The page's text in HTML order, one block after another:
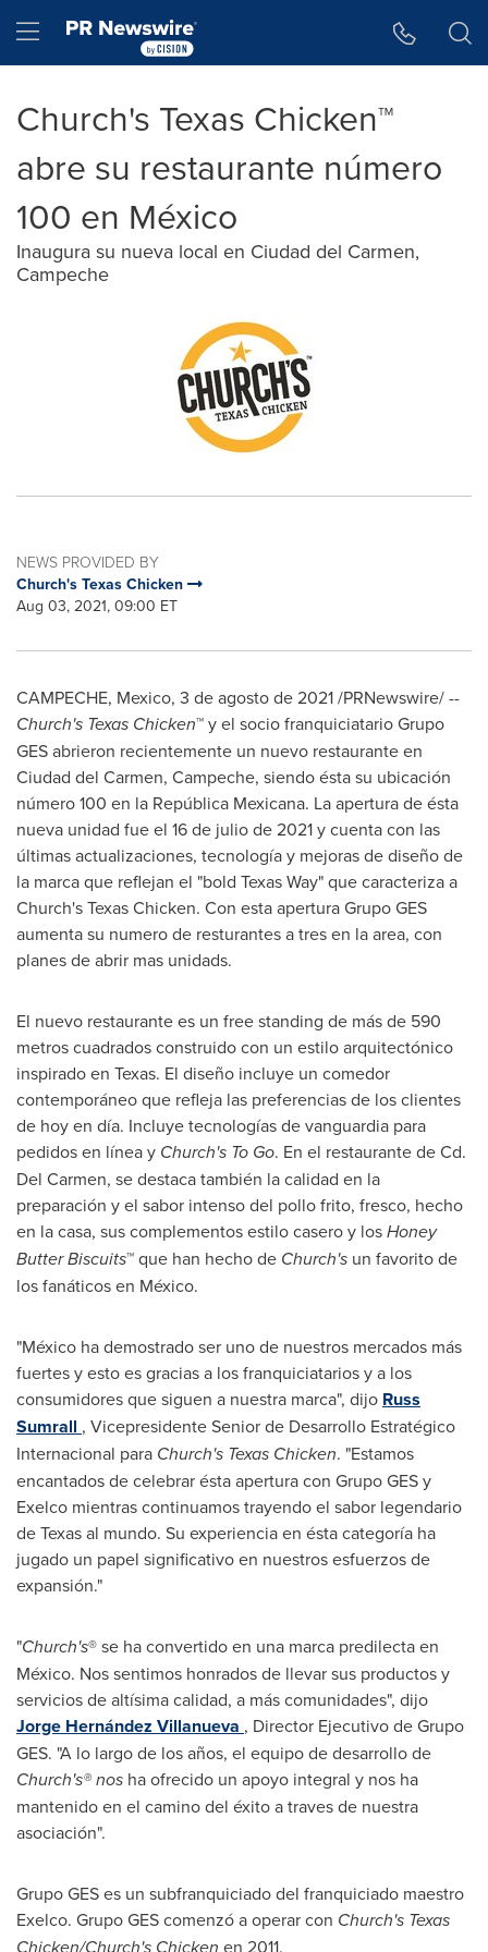
Hamburger menu
Church's Texas Chicken™
abre su restaurante número
100 en México
Inaugura su nueva local en Ciudad del Carmen,
Campeche
NEWS PROVIDED BY
Church's Texas Chicken
Aug 03, 2021, 09:00 ET
CAMPECHE, Mexico, 3 de agosto de 2021/PRNewswire/ --
Church's Texas Chicken™ y el socio franquiciatario Grupo
GES abrieron recientemente un nuevo restaurante en
Ciudad del Carmen, Campeche, siendo ésta su ubicación
número 100 en la República Mexicana. La apertura de ésta
nueva unidad fue el 16 de julio de 2021 y cuenta con las
últimas actualizaciones, tecnología y mejoras de diseño de
la marca que reflejan el "bold Texas Way" que caracteriza a
Church's Texas Chicken. Con esta apertura Grupo GES
aumenta su numero de resturantes a tres en la area, con
planes de abrir mas unidads.
El nuevo restaurante es un free standing de más de 590
metros cuadrados construido con un estilo arquitectónico
inspirado en Texas. El diseño incluye un comedor
contemporáneo que refleja las preferencias de los clientes
de hoy en día. Incluye tecnologías de vanguardia para
pedidos en línea y Church's To Go. En el restaurante de Cd.
Del Carmen, se destaca también la calidad en la
preparación y el sabor intenso del pollo frito, fresco, hecho
en la casa, sus complementos estilo casero y losHoney
Butter Biscuits™ que han hecho de Church's un favorito de
los fanáticos en México.
"México ha demostrado ser uno de nuestros mercados más
fuertes y esto es gracias a los franquiciatarios y a los
consumidores que siguen a nuestra marca", dijo Russ
Sumrall , Vicepresidente Senior de Desarrollo Estratégico
Internacional para Church's Texas Chicken. "Estamos
encantados de celebrar ésta apertura con Grupo GES y
Exelco mientras continuamos trayendo el sabor legendario
deTexasal mundo. Su experiencia en ésta categoría ha
jugado un papel significativo en nuestros esfuerzos de
expansión."
"Church's® se ha convertido en una marca predilecta en
México. Nos sentimos honrados de llevar sus productos y
servicios de altísima calidad, a más comunidades", dijo
Jorge Hernández Villanueva , Director Ejecutivo de Grupo
GES. "A lo largo de los años, el equipo de desarrollo de
Church's® nos ha ofrecido un apoyo integral y nos ha
mantenido en el camino del éxito a traves de nuestra
asociación".
Grupo GES es un subfranquiciado del franquiciado maestro
Exelco. Grupo GES comenzó a operar con Church's Texas
en 2011.